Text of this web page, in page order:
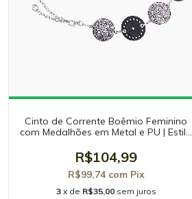
Cinto de Corrente Boêmio Feminino
com Medalhões em Metal e PU | Estilo
R$104,99
R$99,74 com Pix
3 x de R$35,00 sem juros